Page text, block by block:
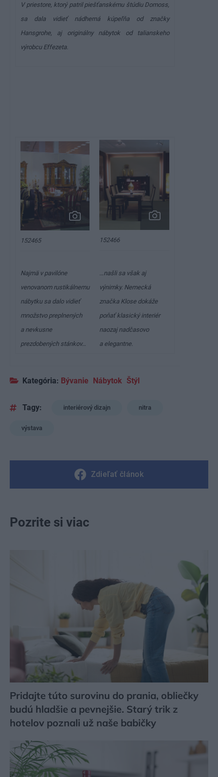
V priestore, ktorý patril piešťanskému štúdiu Domoss,
sa dala vidieť nádherná kúpeľňa od značky
Hansgrohe, aj originálny nábytok od talianskeho
výrobcu Effezeta.
152465 152466
Najmä v pavilóne
venovanom rustikálnemu
nábytku sa dalo vidieť
množstvo preplnených
a nevkusne
prezdobených stánkov…
…našli sa však aj
výnimky. Nemecká
značka Klose dokáže
poňať klasický interiér
naozaj nadčasovo
a elegantne.
Kategória: Bývanie Nábytok Štýl
Tagy: interiérový dizajn nitra
výstava
Zdieľať článok
Pozrite si viac
Pridajte túto surovinu do prania, obliečky
budú hladšie a pevnejšie. Starý trik z
hotelov poznali už naše babičky